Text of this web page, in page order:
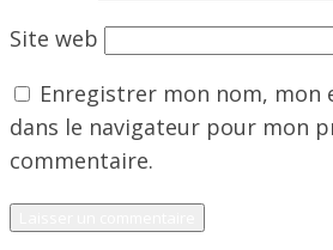
Site web
Enregistrer mon nom, mon
dans le navigateur pour mon
commentaire.